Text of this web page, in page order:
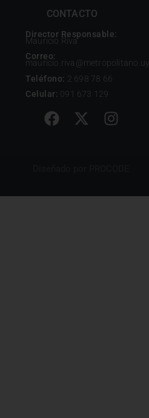
CONTACTO
Director Responsable:
Mauricio Riva
Correo:
mauricio.riva@metropolitano.uy
Teléfono: 2 698 78 66
Celular: 091 673 129